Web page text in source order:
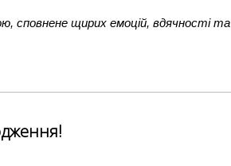
сповнене щирих емоцій, вдячності та